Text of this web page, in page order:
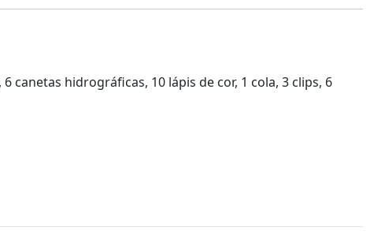
canetas hidrográficas, 10 lápis de cor, 1 cola, 3 clips, 6